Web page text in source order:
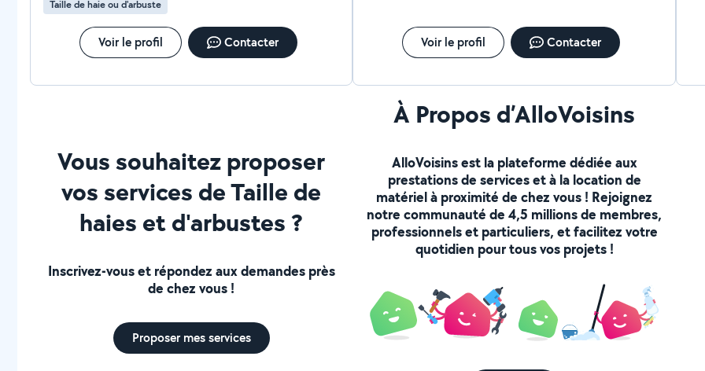
Taille de haie ou d'arbuste
Voir le profil Contacter Voir le profil Contacter
Vous souhaitez proposer
vos services de Taille de
haies et d'arbustes ?
Inscrivez-vous et répondez aux demandes près
de chez vous !
Proposer mes services
À Propos d’AlloVoisins
AlloVoisins est la plateforme dédiée aux
prestations de services et à la location de
matériel à proximité de chez vous ! Rejoignez
notre communauté de 4,5 millions de membres,
professionnels et particuliers, et facilitez votre
quotidien pour tous vos projets !